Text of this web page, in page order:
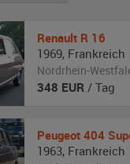
Renault R 16
1969, Frankreich
Nordrhein-
348 EUR / Tag
Peugeot 404
1963, Frankreich